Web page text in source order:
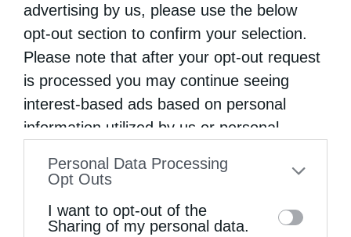
advertising by us, please use the below
opt-out section to confirm your selection.
Please note that after your opt-out request
is processed you may continue seeing
interest-based ads based on personal
information utilized by us or personal
to your opt-out. You may separately opt-out
information by third parties on the IAB’s list
Personal Data Processing
Opt Outs
I want to opt-out of the
Sharing of my personal data.
Ο Οικουμενικός Πατριάρχης στο πανηγυρίζον
Μετόχι του Αγίου...